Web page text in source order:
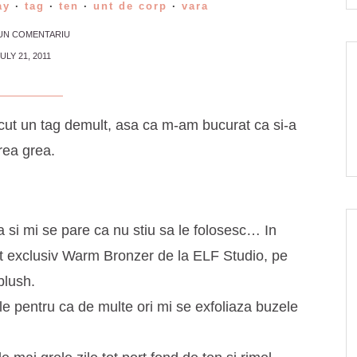
· tag · ten · unt de corp · vara
COMENTARIU
21, 2011
un tag demult, asa ca m-am bucurat ca si-a
grea.
si mi se pare ca nu stiu sa le folosesc… In
exclusiv Warm Bronzer de la ELF Studio, pe
pentru ca de multe ori mi se exfoliaza buzele